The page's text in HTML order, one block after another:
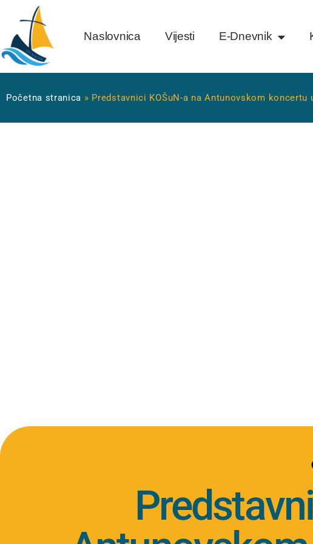
Naslovnica Vijesti E-Dnevnik
Početna stranica » Predstavnici KOŠuN-a na Antunovskom koncertu